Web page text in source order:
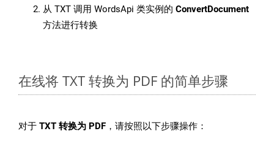
从 TXT 调用 WordsApi 类实例的 ConvertDocument
方法进行转换
在线将 TXT 转换为 PDF 的简单步骤
对于 TXT 转换为 PDF ，请按照以下步骤操作：